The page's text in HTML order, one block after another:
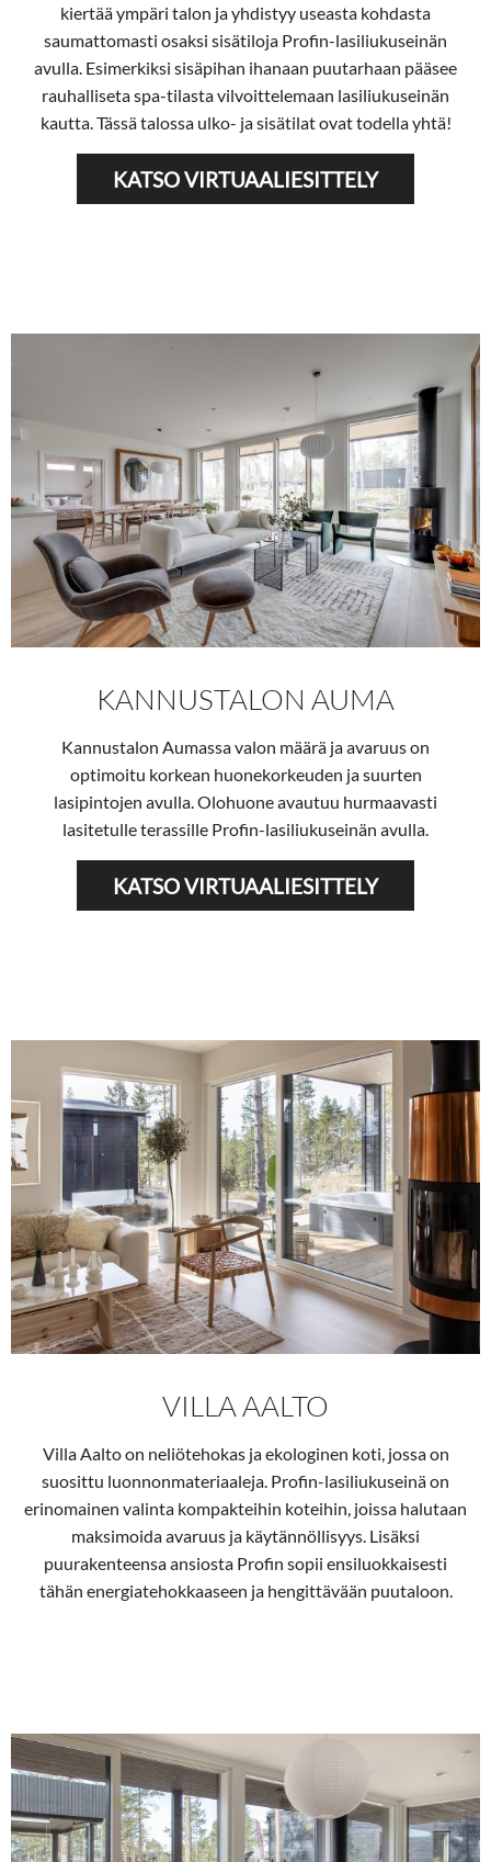
kiertää ympäri talon ja yhdistyy useasta kohdasta
saumattomasti osaksi sisätiloja Profin-lasiliukuseinän
avulla. Esimerkiksi sisäpihan ihanaan puutarhaan pääsee
rauhalliseta spa-tilasta vilvoittelemaan lasiliukuseinän
kautta. Tässä talossa ulko- ja sisätilat ovat todella yhtä!
KATSO VIRTUAALIESITTELY
KANNUSTALON AUMA
Kannustalon Aumassa valon määrä ja avaruus on
optimoitu korkean huonekorkeuden ja suurten
lasipintojen avulla. Olohuone avautuu hurmaavasti
lasitetulle terassille Profin-lasiliukuseinän avulla.
KATSO VIRTUAALIESITTELY
VILLA AALTO
Villa Aalto on neliötehokas ja ekologinen koti, jossa on
suosittu luonnonmateriaaleja. Profin-lasiliukuseinä on
erinomainen valinta kompakteihin koteihin, joissa halutaan
maksimoida avaruus ja käytännöllisyys. Lisäksi
puurakenteensa ansiosta Profin sopii ensiluokkaisesti
tähän energiatehokkaaseen ja hengittävään puutaloon.